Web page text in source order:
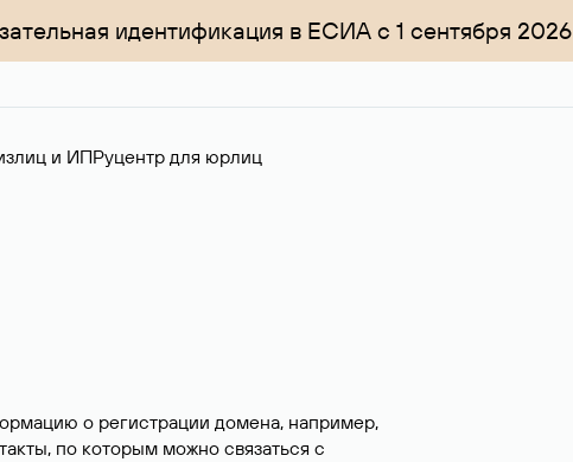
идентификация в ЕСИА с 1 сентября 2026
и ИПРуцентр для юрлиц
о регистрации домена, например,
по которым можно связаться с